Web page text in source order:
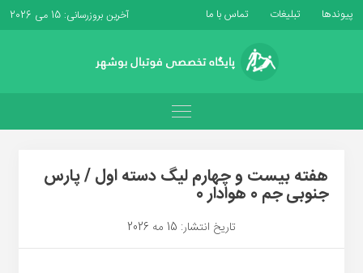
پیوندها تبلیغات تماس با ما آخرین بروزرسانی: 15 می 2026
هفته بیست و چهارم لیگ دسته اول / پارس
جنوبی جم 0 هوادار 0
تاریخ انتشار: 15 مه 2026